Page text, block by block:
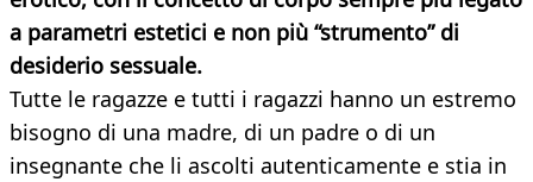
a parametri estetici e non più “strumento” di
desiderio sessuale.
Tutte le ragazze e tutti i ragazzi hanno un estremo
bisogno di una madre, di un padre o di un
insegnante che li ascolti autenticamente e stia in